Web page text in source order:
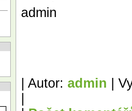
admin
| Autor: admin |